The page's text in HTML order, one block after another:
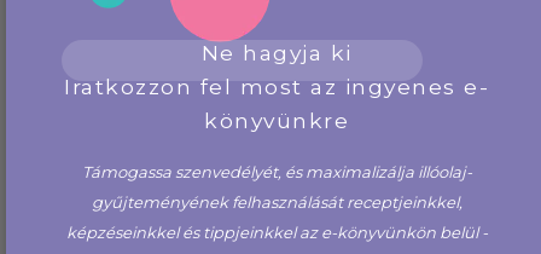
Ne hagyja ki
Iratkozzon fel most az ingyenes e-
könyvünkre
Támogassa szenvedélyét, és maximalizálja illóolaj-
gyűjteményének felhasználását receptjeinkkel,
képzéseinkkel és tippjeinkkel az e-könyvünkön belül -
2 ml-es (5 db) lila színű
acélgolyó...
VÁSÁROLJON MOST
Jumbo Roll-on üvegek,
VÁSÁROLJON MOST